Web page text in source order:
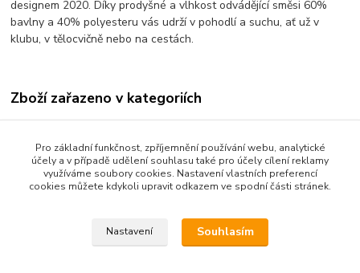
designem 2020.Díky prodyšné a vlhkost odvádějící směsi 60%
bavlny a 40% polyesteru vás udrží v pohodlí a suchu, ať už v
klubu, v tělocvičně nebo na cestách.
Zboží zařazeno v kategoriích
Trička
Pro základní funkčnost, zpříjemnění používání webu, analytické
účely a v případě udělení souhlasu také pro účely cílení reklamy
využíváme soubory cookies. Nastavení vlastních preferencí
cookies můžete kdykoli upravit odkazem ve spodní části stránek.
Nastavení Souhlasím